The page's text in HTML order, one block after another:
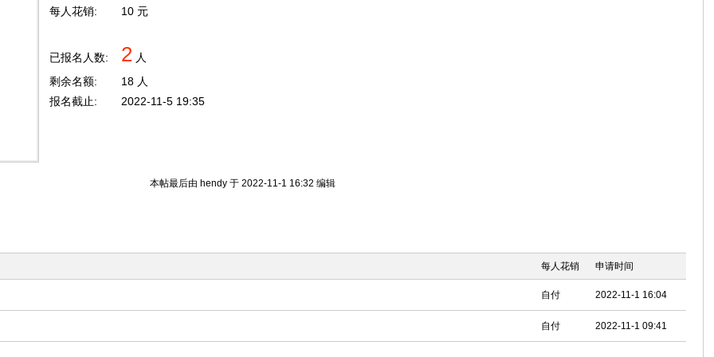
每人花销: 10 元
已报名人数: 2 人
剩余名额:
18 人
报名截止:
2022-11-5 19:35
本帖最后由 hendy 于 2022-11-1 16:32 编辑
每人花销 申请时间
自付 2022-11-1 16:04
自付 2022-11-1 09:41